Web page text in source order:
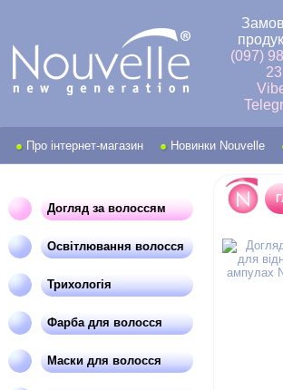
(097)
23
Про інтернет-магазин Новинки Nouvelle
Догляд за волоссям
Освітлювання волосся
Трихологія
Фарба для волосся
Маски для волосся